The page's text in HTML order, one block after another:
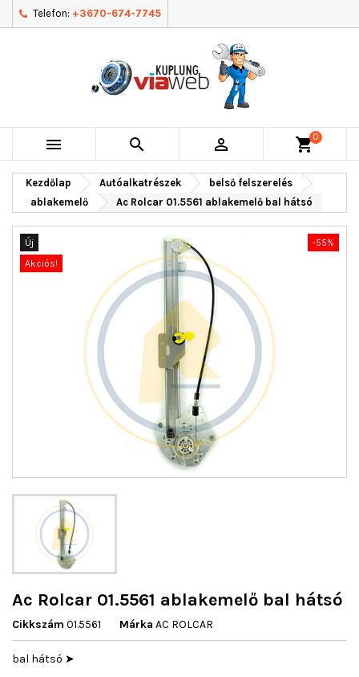
Telefon: +3670-674-7745
   shopping_cart0
Kezdőlap Autóalkatrészek
belső felszerelés
ablakemelő
Ac Rolcar 01.5561 ablakemelő bal hátsó
Új
-55%
Akciós!
Ac Rolcar 01.5561 ablakemelő bal hátsó
Cikkszám 01.5561 Márka AC ROLCAR
bal hátsó ➤